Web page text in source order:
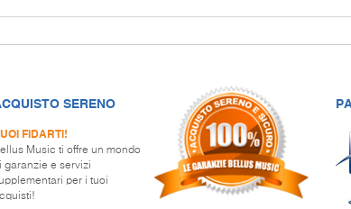
SERENO
FIDARTI!
Music ti offre un mondo
garanzie e servizi
per i tuoi